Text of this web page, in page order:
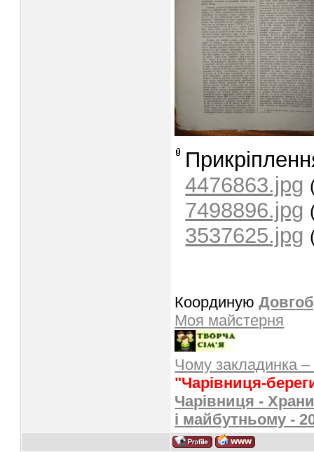
4476863.jpg
7498896.jpg
3537625.jpg
Координую
Моя майстерня
Чому закладинка
"Чарівниця-
Чарівниця -
і майбутньому -